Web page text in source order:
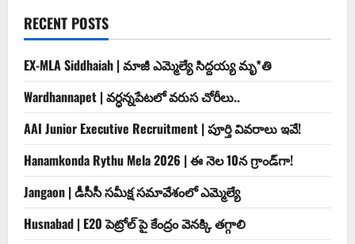
RECENT POSTS
EX-MLA Siddhaiah | మాజీ ఎమ్మెల్యే సిద్దయ్య మృ*తి
Wardhannapet | వర్ధన్నపేటలో వరుస చోరీలు..
AAI Junior Executive Recruitment | పూర్తి వివరాలు ఇవే!
Hanamkonda Rythu Mela 2026 | ఈ నెల 10న గ్రాండ్‌గా!
Jangaon | డీసీసీ సమీక్ష సమావేశంలో ఎమ్మెల్యే
Husnabad | E20 పెట్రోల్ పై కేంద్రం వెనక్కి తగ్గాలి